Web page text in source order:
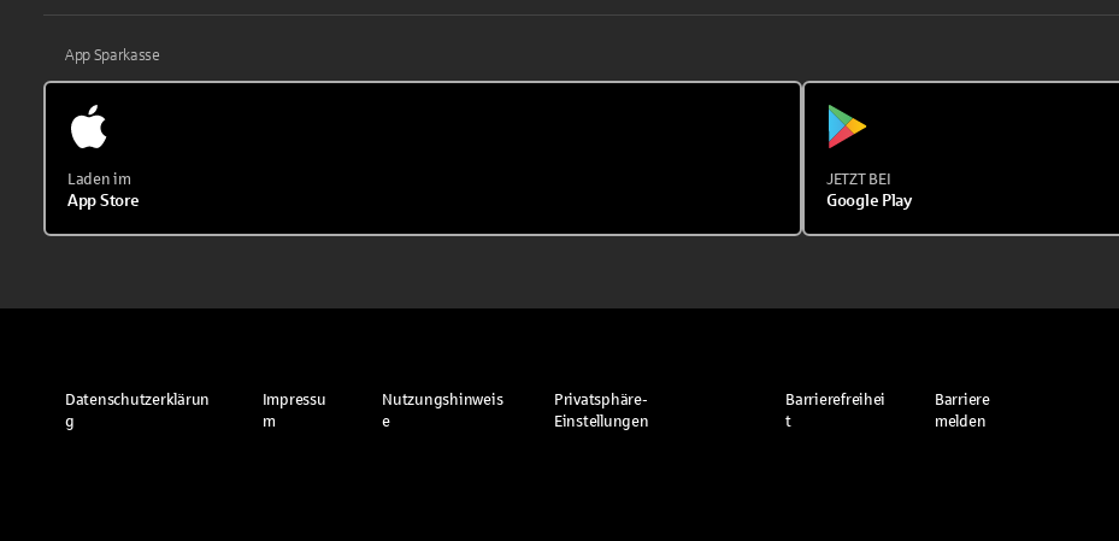
App Sparkasse
Laden im
App Store
JETZT BEI
Google Play
Datenschutzerklärun
g
Impressu
m
Nutzungshinweis
e
Privatsphäre-
Einstellungen
Barrierefreihei
t
Barriere
melden